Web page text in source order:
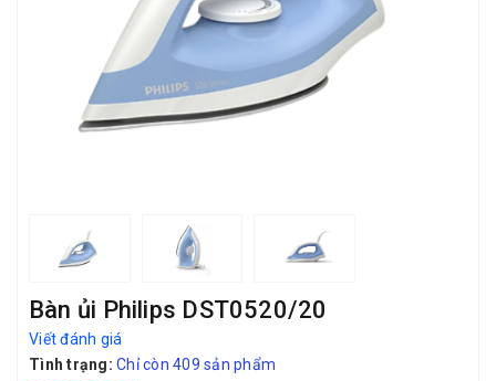
Bàn ủi Philips DST0520/20
Viết đánh giá
Tình trạng: Chỉ còn 409 sản phẩm